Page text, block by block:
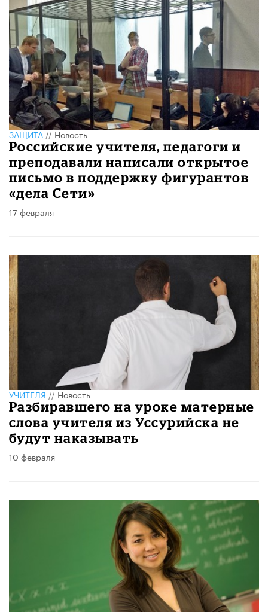
ЗАЩИТА//Новость
Российские учителя, педагоги и
преподавали написали открытое
письмо в поддержку фигурантов
«дела Сети»
17 февраля
УЧИТЕЛЯ//Новость
Разбиравшего на уроке матерные
слова учителя из Уссурийска не
будут наказывать
10 февраля